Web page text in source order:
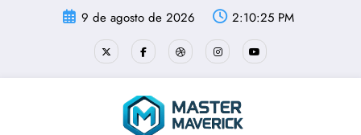
9 de agosto de 2026 2:10:26 PM